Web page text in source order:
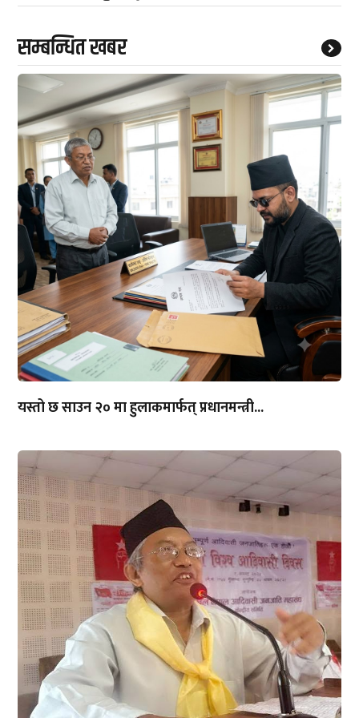
सम्बन्धित खबर
यस्तो छ साउन २० मा हुलाकमार्फत् प्रधानमन्त्री...